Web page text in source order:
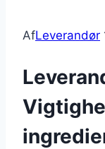
AfLeverandør